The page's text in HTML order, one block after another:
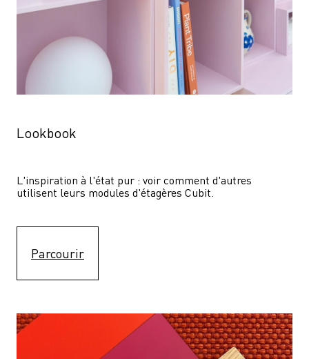
Lookbook
L'inspiration à l'état pur : voir comment d'autres
utilisent leurs modules d'étagères Cubit.
Parcourir